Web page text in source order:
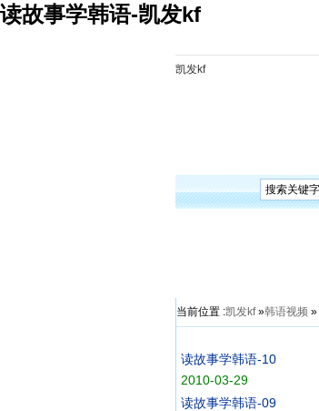
读故事学韩语-凯发kf
凯发kf
当前位置 :凯发kf»韩语视频 »
读故事学韩语-10
2010-03-29
读故事学韩语-09